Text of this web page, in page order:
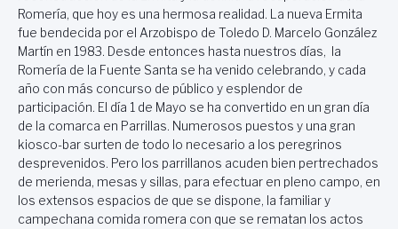
Romería, que hoy es una hermosa realidad. La nueva Ermita
fue bendecida por el Arzobispo de Toledo D. Marcelo González
Martín en 1983. Desde entonces hasta nuestros días, la
Romería de la Fuente Santa se ha venido celebrando, y cada
año con más concurso de público y esplendor de
participación. El día 1 de Mayo se ha convertido en un gran día
de la comarca en Parrillas. Numerosos puestos y una gran
kiosco-bar surten de todo lo necesario a los peregrinos
desprevenidos. Pero los parrillanos acuden bien pertrechados
de merienda, mesas y sillas, para efectuar en pleno campo, en
los extensos espacios de que se dispone, la familiar y
campechana comida romera con que se rematan los actos